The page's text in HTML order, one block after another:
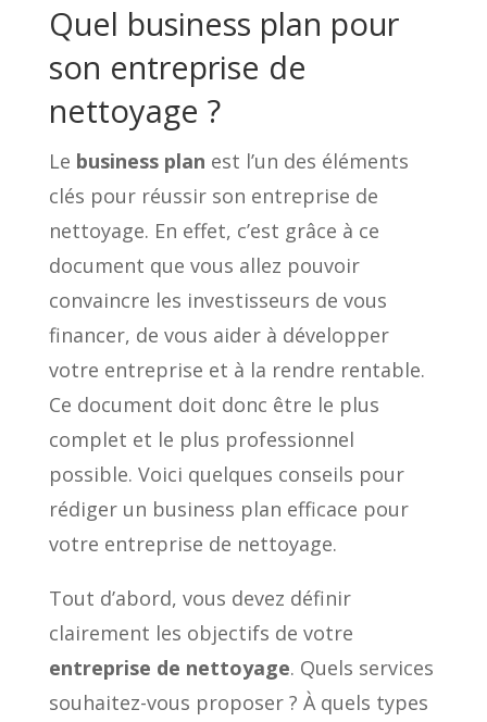
Quel business plan pour
son entreprise de
nettoyage ?
Le business plan est l’un des éléments
clés pour réussir son entreprise de
nettoyage. En effet, c’est grâce à ce
document que vous allez pouvoir
convaincre les investisseurs de vous
financer, de vous aider à développer
votre entreprise et à la rendre rentable.
Ce document doit donc être le plus
complet et le plus professionnel
possible. Voici quelques conseils pour
rédiger un business plan efficace pour
votre entreprise de nettoyage.
Tout d’abord, vous devez définir
clairement les objectifs de votre
entreprise de nettoyage. Quels services
souhaitez-vous proposer ? À quels types